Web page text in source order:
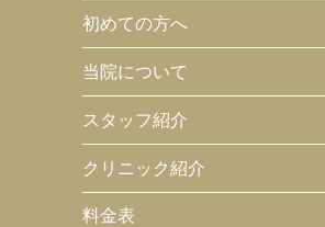
初めての方へ
当院について
スタッフ紹介
クリニック紹介
料金表